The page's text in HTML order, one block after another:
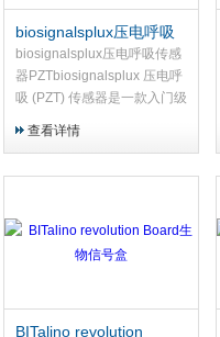
biosignalsplux压电呼吸
传感器PZT
biosignalsplux压电呼吸传感
器PZTbiosignalsplux 压电呼
吸 (PZT) 传感器是一款入门级
集解决方案。该传感器由一条
查看详情
BITalino revolution